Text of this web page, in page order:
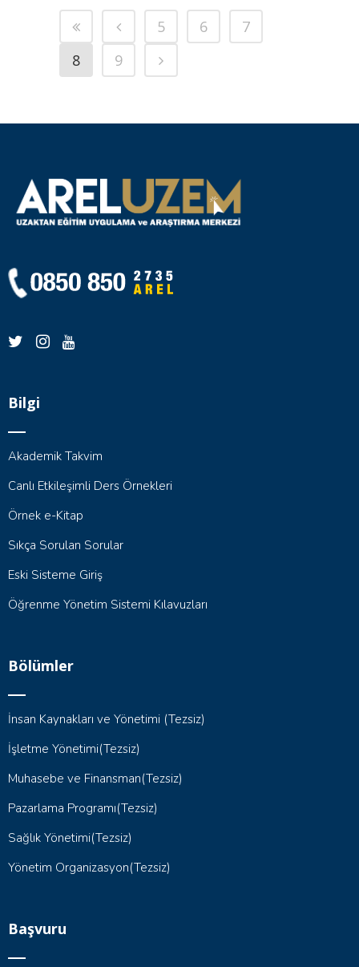
5 6
7
8
9
Bilgi
Akademik Takvim
Canlı Etkileşimli Ders Örnekleri
Örnek e-Kitap
Sıkça Sorulan Sorular
Eski Sisteme Giriş
Öğrenme Yönetim Sistemi Kılavuzları
Bölümler
İnsan Kaynakları ve Yönetimi (Tezsiz)
İşletme Yönetimi(Tezsiz)
Muhasebe ve Finansman(Tezsiz)
Pazarlama Programı(Tezsiz)
Sağlık Yönetimi(Tezsiz)
Yönetim Organizasyon(Tezsiz)
Başvuru